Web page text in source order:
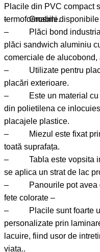
Placile din PVC compact
termoformabile.
– Grosimi disponibile in
– Plăci bond industrial uv pentru semne si indicatoare –
plăci sandwich aluminiu cunoscute si sub denumirile
– Utilizate pentru
placări exterioare.
– Este un material cu două fete din aluminiu si un miez
din polietilena ce inlocuieste cu succes tabla, lambriurile sau
placajele plastice.
– Miezul este fixat prin
toată suprafața.
– Tabla este vopsita in
se aplica un strat de lac
– Panourile pot avea o
fete colorate –
– Placile sunt foarte usor de prelucrat, putand fi
personalizate prin laminare, serigrafiere, tipar digital si
lacuire, fiind usor de intretinut si avand o durata sporita de
viata..